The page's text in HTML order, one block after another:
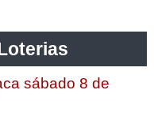
sábado 8 de